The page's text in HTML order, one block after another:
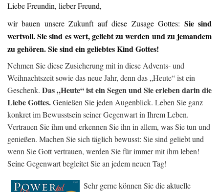
Liebe Freundin, lieber Freund,
wir bauen unsere Zukunft auf diese Zusage Gottes: Sie sind
wertvoll. Sie sind es wert, geliebt zu werden und zu jemandem
zu gehören. Sie sind ein geliebtes Kind Gottes!
Nehmen Sie diese Zusicherung mit in diese Advents- und
Weihnachtszeit sowie das neue Jahr, denn das „Heute“ ist ein
Geschenk. Das „Heute“ ist ein Segen und Sie erleben darin die
Liebe Gottes.Genießen Sie jeden Augenblick. Leben Sie ganz
konkret im Bewusstsein seiner Gegenwart in Ihrem Leben.
Vertrauen Sie ihm und erkennen Sie ihn in allem, was Sie tun und
genießen. Machen Sie sich täglich bewusst: Sie sind geliebt und
wenn Sie Gott vertrauen, werden Sie für immer mit ihm leben!
Seine Gegenwart begleitet Sie an jedem neuen Tag!
Sehr gerne können Sie die aktuelle